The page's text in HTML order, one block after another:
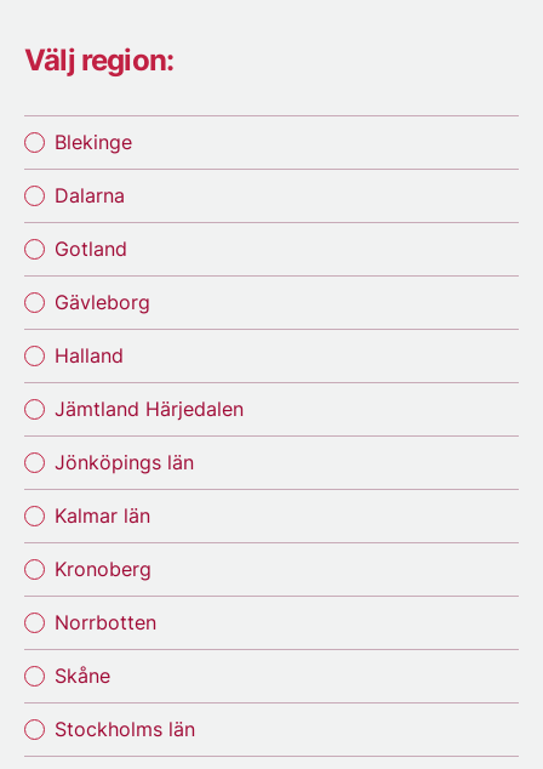
Välj region:
Blekinge
Dalarna
Gotland
Gävleborg
Halland
Jämtland Härjedalen
Jönköpings län
Kalmar län
Kronoberg
Norrbotten
Skåne
Stockholms län